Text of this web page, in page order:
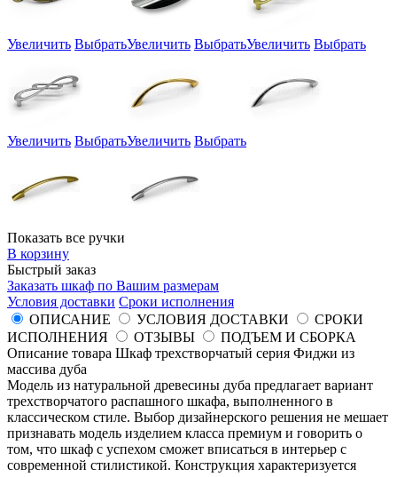
Увеличить ВыбратьУвеличить ВыбратьУвеличить Выбрать
Увеличить ВыбратьУвеличить Выбрать
Показать все ручки
В корзину
Быстрый заказ
Заказать шкаф по Вашим размерам
Условия доставки Сроки исполнения
ОПИСАНИЕ
УСЛОВИЯ ДОСТАВКИ
СРОКИ
ИСПОЛНЕНИЯ
ОТЗЫВЫ
ПОДЪЕМ И СБОРКА
Описание товара Шкаф трехстворчатый серия Фиджи из
массива дуба
Модель из натуральной древесины дуба предлагает вариант
трехстворчатого распашного шкафа, выполненного в
классическом стиле. Выбор дизайнерского решения не мешает
признавать модель изделием класса премиум и говорить о
том, что шкаф с успехом сможет вписаться в интерьер с
современной стилистикой. Конструкция характеризуется